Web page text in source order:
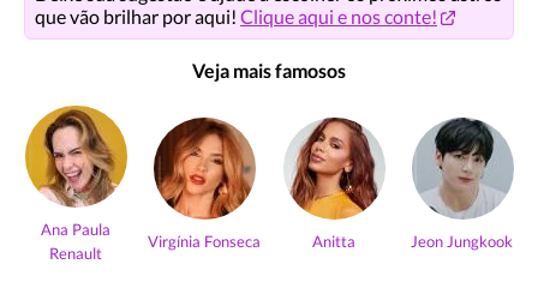
que vão brilhar por aqui! Clique aqui e nos conte!
Veja mais famosos
Ana Paula
Renault
Virgínia Fonseca Anitta Jeon Jungkook